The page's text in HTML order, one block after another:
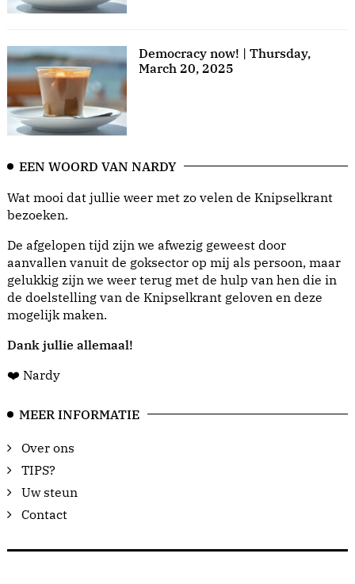
Democracy now! | Thursday,
March 20, 2025
EEN WOORD VAN NARDY
Wat mooi dat jullie weer met zo velen de Knipselkrant
bezoeken.
De afgelopen tijd zijn we afwezig geweest door
aanvallen vanuit de goksector op mij als persoon, maar
gelukkig zijn we weer terug met de hulp van hen die in
de doelstelling van de Knipselkrant geloven en deze
mogelijk maken.
Dank jullie allemaal!
❤️ Nardy
MEER INFORMATIE
Over ons
TIPS?
Uw steun
Contact